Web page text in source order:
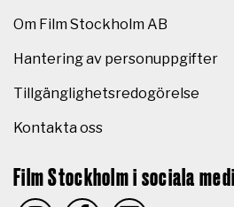
Om Film Stockholm AB
Hantering av personuppgifter
Tillgänglighetsredogörelse
Kontakta oss
Film Stockholm i sociala